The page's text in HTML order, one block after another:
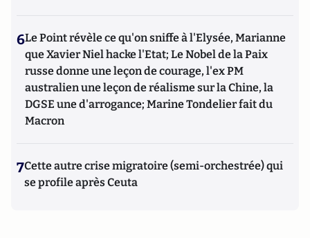
6Le Point révèle ce qu'on sniffe à l'Elysée, Marianne
que Xavier Niel hacke l'Etat; Le Nobel de la Paix
russe donne une leçon de courage, l'ex PM
australien une leçon de réalisme sur la Chine, la
DGSE une d'arrogance; Marine Tondelier fait du
Macron
7Cette autre crise migratoire (semi-orchestrée) qui
se profile après Ceuta